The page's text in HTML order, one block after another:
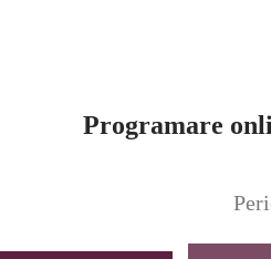
Programare